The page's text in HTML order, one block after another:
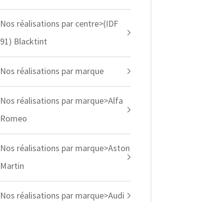
Nos réalisations par centre>(IDF
91) Blacktint
Nos réalisations par marque
Nos réalisations par marque>Alfa
Romeo
Nos réalisations par marque>Aston
Martin
Nos réalisations par marque>Audi